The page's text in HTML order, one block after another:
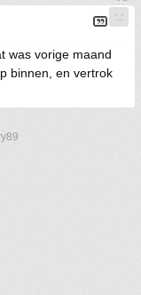
was vorige maand
binnen, en vertrok